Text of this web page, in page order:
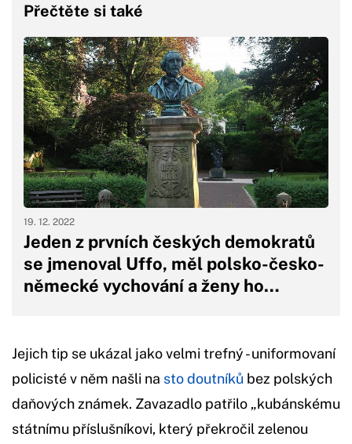
Přečtěte si také
Jeden z prvních českých demokratů
se jmenoval Uffo, měl polsko-česko-
německé vychování a ženy ho…
19. 12. 2022
Jejich tip se ukázal jako velmi trefný - uniformovaní
policisté v něm našli na sto doutníků bez polských
daňových známek. Zavazadlo patřilo „kubánskému
státnímu příslušníkovi, který překročil zelenou